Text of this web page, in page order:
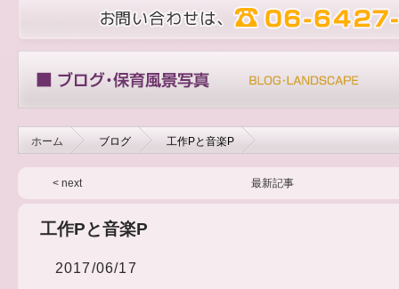
ホーム ブログ 工作Pと音楽P
< next 最新記事
工作Pと音楽P
2017/06/17